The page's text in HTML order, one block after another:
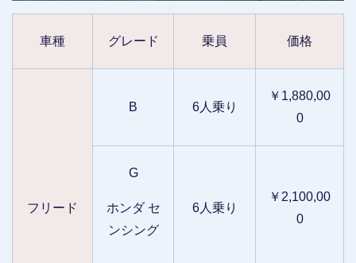
車種 グレード 乗員 価格
フリード
B 6人乗り
￥1,880,00
0
G
ホンダ セ
ンシング
6人乗り
￥2,100,00
0